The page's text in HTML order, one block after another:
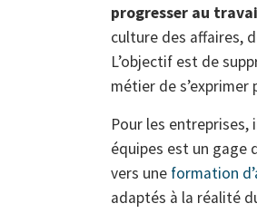
progresser au
culture des affaires,
L’objectif est de
métier de s’exprimer
Pour les
équipes est un gage
vers une formation
adaptés à la réalité